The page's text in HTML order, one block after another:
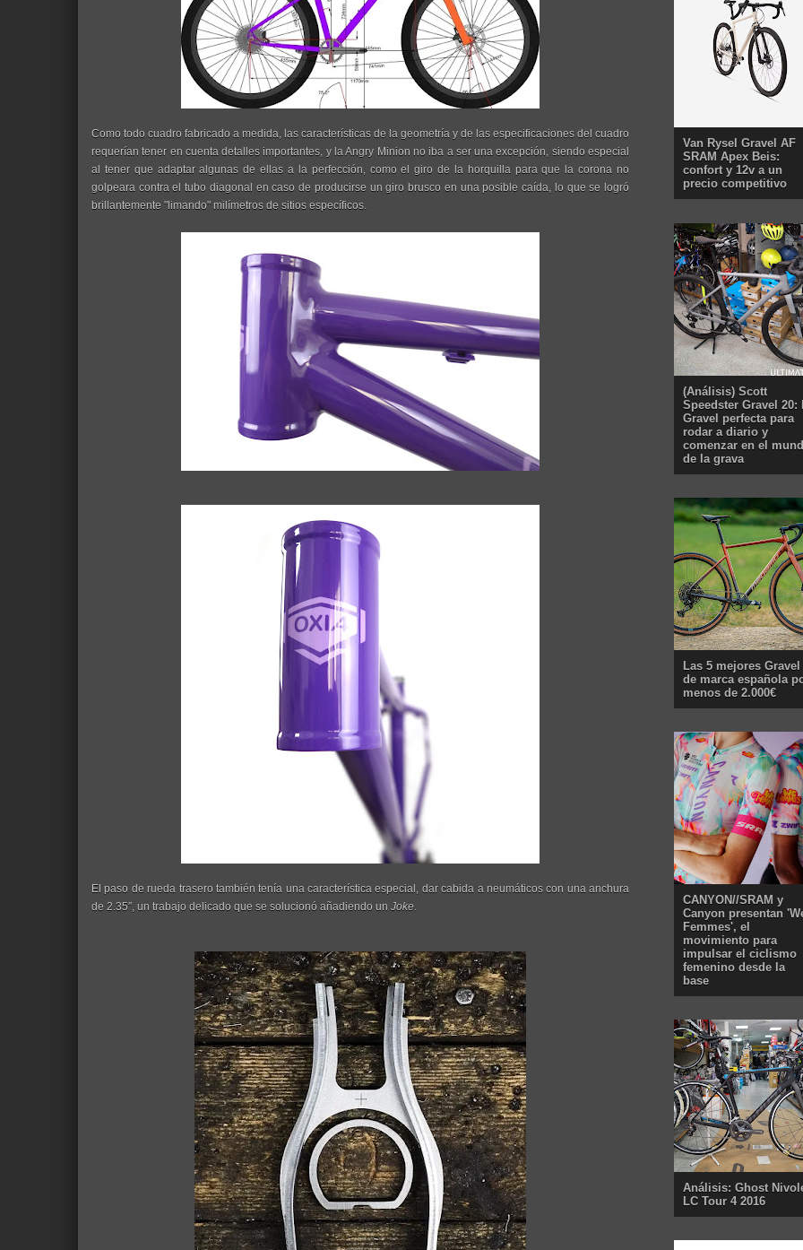
Como todo cuadro fabricado a medida, las características de la geometría y de las especificaciones del cuadro
requerían tener en cuenta detalles importantes, y la Angry Minion no iba a ser una excepción, siendo especial
al tener que adaptar algunas de ellas a la perfección, como el giro de la horquilla para que la corona no
golpeara contra el tubo diagonal en caso de producirse un giro brusco en una posible caída, lo que se logró
brillantemente "limando" milímetros de sitios específicos.
El paso de rueda trasero también tenía una característica especial, dar cabida a neumáticos con una anchura
de 2.35″, un trabajo delicado que se solucionó añadiendo un Joke.
Van Rysel Gravel AF
SRAM Apex Beis:
confort y 12v a un
precio competitivo
(Análisis) Scott
Speedster Gravel 20:
Gravel perfecta para
rodar a diario y
comenzar en el
de la grava
Las 5 mejores Gravel
de marca española
menos de 2.000€
CANYON//SRAM y
Canyon presentan
Femmes', el
movimiento para
impulsar el ciclismo
femenino desde la
base
Análisis: Ghost
LC Tour 4 2016